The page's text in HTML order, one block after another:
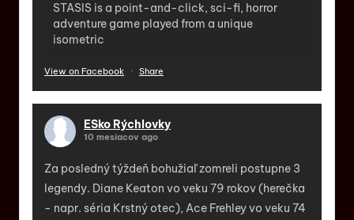
STASIS is a point-and-click, sci-fi, horror
adventure game played from a unique
isometric
View on Facebook · Share
ESko Rýchlovky
10 mesiacov ago
Za posledný týždeň bohužiaľ zomreli postupne 3
legendy. Diane Keaton vo veku 79 rokov (herečka
- napr. séria Krstný otec), Ace Frehley vo veku 74